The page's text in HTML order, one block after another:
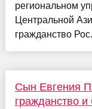
региональном
Центральной
гражданство
Сын Евгения
гражданство и